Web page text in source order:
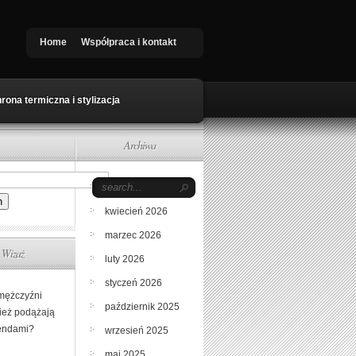
Home Współpraca i kontakt
termiczna i stylizacja
Wizaż
podążają
Archiwa
maj 2026
kwiecień 2026
marzec 2026
luty 2026
styczeń 2026
październik 2025
wrzesień 2025